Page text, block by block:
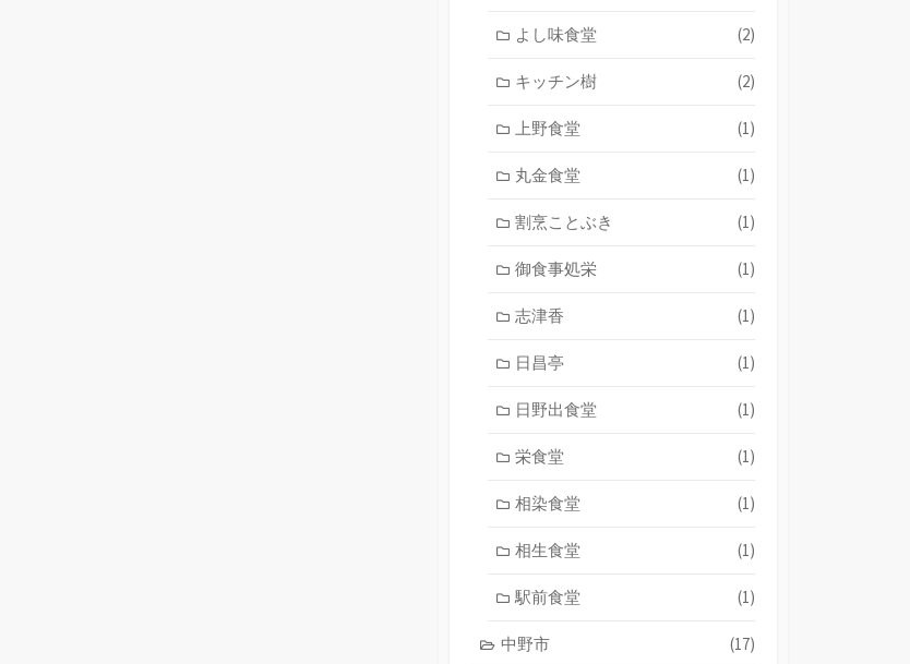
よし味食堂 (2)
キッチン樹 (2)
上野食堂 (1)
丸金食堂 (1)
割烹ことぶき (1)
御食事処栄 (1)
志津香 (1)
日昌亭 (1)
日野出食堂 (1)
栄食堂 (1)
相染食堂 (1)
相生食堂 (1)
駅前食堂 (1)
中野市 (17)